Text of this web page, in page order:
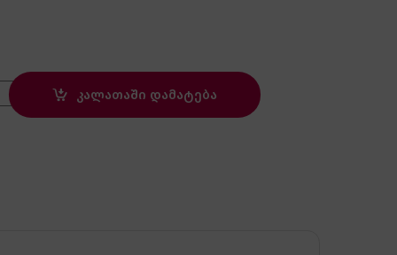
კალათაში დამატება